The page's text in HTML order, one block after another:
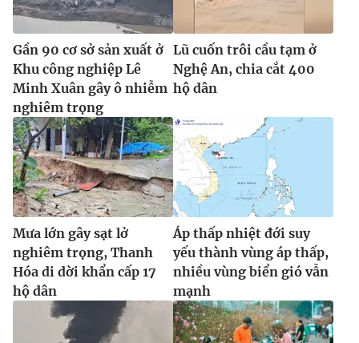
Gần 90 cơ sở sản xuất ở
Khu công nghiệp Lê
Minh Xuân gây ô nhiễm
nghiêm trọng
Lũ cuốn trôi cầu tạm ở
Nghệ An, chia cắt 400
hộ dân
Mưa lớn gây sạt lở
nghiêm trọng, Thanh
Hóa di dời khẩn cấp 17
hộ dân
Áp thấp nhiệt đới suy
yếu thành vùng áp thấp,
nhiều vùng biển gió vẫn
mạnh